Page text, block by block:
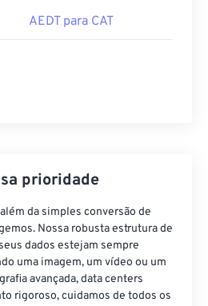
AEDT para CAT
prioridade
da simples conversão de
Nossa robusta estrutura de
dados estejam sempre
uma imagem, um vídeo ou um
avançada, data centers
rigoroso, cuidamos de todos os